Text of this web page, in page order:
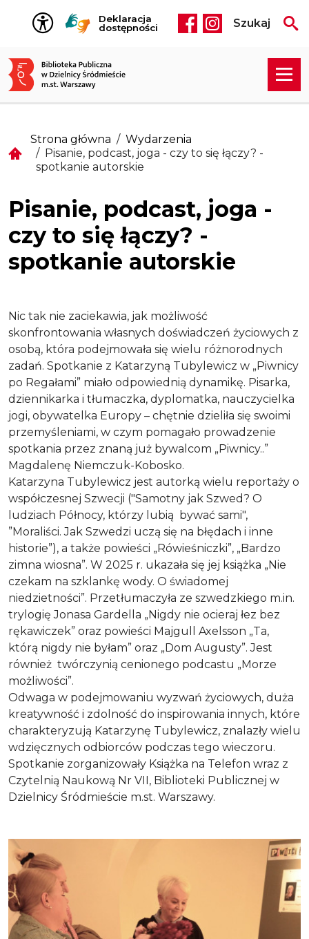
Przejdź do treści
Deklaracja
dostępności
Social media
Szukaj
Strona główna
Wydarzenia
Pisanie, podcast, joga - czy to się łączy? -
spotkanie autorskie
Pisanie, podcast, joga -
czy to się łączy? -
spotkanie autorskie
Treść relacji
Nic tak nie zaciekawia, jak możliwość
skonfrontowania własnych doświadczeń życiowych z
osobą, która podejmowała się wielu różnorodnych
zadań. Spotkanie z Katarzyną Tubylewicz w „Piwnicy
po Regałami” miało odpowiednią dynamikę. Pisarka,
dziennikarka i tłumaczka, dyplomatka, nauczycielka
jogi, obywatelka Europy – chętnie dzieliła się swoimi
przemyśleniami, w czym pomagało prowadzenie
spotkania przez znaną już bywalcom „Piwnicy..”
Magdalenę Niemczuk-Kobosko.
Katarzyna Tubylewicz jest autorką wielu reportaży o
współczesnej Szwecji ("Samotny jak Szwed? O
ludziach Północy, którzy lubią bywać sami",
”Moraliści. Jak Szwedzi uczą się na błędach i inne
historie”), a także powieści „Rówieśniczki”, „Bardzo
zimna wiosna”. W 2025 r. ukazała się jej książka „Nie
czekam na szklankę wody. O świadomej
niedzietności”. Przetłumaczyła ze szwedzkiego m.in.
trylogię Jonasa Gardella „Nigdy nie ocieraj łez bez
rękawiczek” oraz powieści Majgull Axelsson „Ta,
którą nigdy nie byłam” oraz „Dom Augusty”. Jest
również twórczynią cenionego podcastu „Morze
możliwości”.
Odwaga w podejmowaniu wyzwań życiowych, duża
kreatywność i zdolność do inspirowania innych, które
charakteryzują Katarzynę Tubylewicz, znalazły wielu
wdzięcznych odbiorców podczas tego wieczoru.
Spotkanie zorganizowały Książka na Telefon wraz z
Czytelnią Naukową Nr VII, Biblioteki Publicznej w
Dzielnicy Śródmieście m.st. Warszawy.